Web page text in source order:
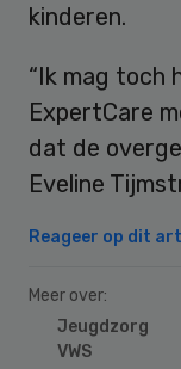
kinderen.
“Ik mag toch
ExpertCare
dat de
Eveline
Reageer op dit
Meer over:
Jeugdzorg
VWS